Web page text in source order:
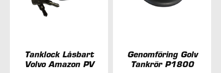
Tanklock Låsbart
Volvo Amazon PV
Genomföring Golv
Tankrör P1800